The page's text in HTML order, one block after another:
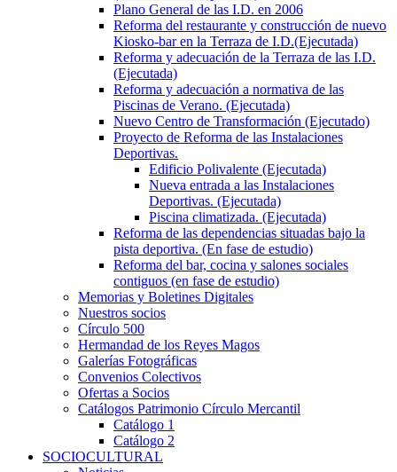
Plano General de las I.D. en 2006
Reforma del restaurante y construcción de nuevo
Kiosko-bar en la Terraza de I.D.(Ejecutada)
Reforma y adecuación de la Terraza de las I.D.
(Ejecutada)
Reforma y adecuación a normativa de las
Piscinas de Verano. (Ejecutada)
Nuevo Centro de Transformación (Ejecutado)
Proyecto de Reforma de las Instalaciones
Deportivas.
Edificio Polivalente (Ejecutada)
Nueva entrada a las Instalaciones
Deportivas. (Ejecutada)
Piscina climatizada. (Ejecutada)
Reforma de las dependencias situadas bajo la
pista deportiva. (En fase de estudio)
Reforma del bar, cocina y salones sociales
contiguos (en fase de estudio)
Memorias y Boletines Digitales
Nuestros socios
Círculo 500
Hermandad de los Reyes Magos
Galerías Fotográficas
Convenios Colectivos
Ofertas a Socios
Catálogos Patrimonio Círculo Mercantil
Catálogo 1
Catálogo 2
SOCIOCULTURAL